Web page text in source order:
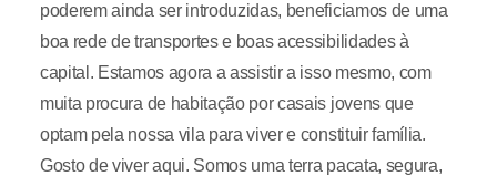
poderem ainda ser introduzidas, beneficiamos de uma
boa rede de transportes e boas acessibilidades à
capital. Estamos agora a assistir a isso mesmo, com
muita procura de habitação por casais jovens que
optam pela nossa vila para viver e constituir família.
Gosto de viver aqui. Somos uma terra pacata, segura,